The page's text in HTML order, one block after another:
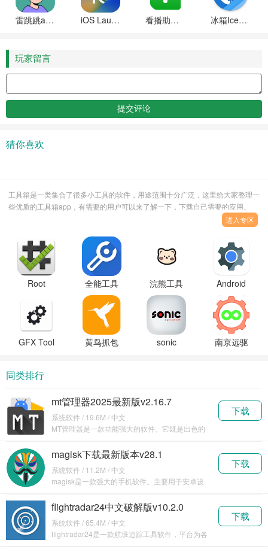
雷跳跳app下载安装 iOS Launcher官方正版下载 看播助手2025最新版下载 冰箱IceBox免费解锁高级版
玩家留言
猜你喜欢
工具箱是一类集合了很多小工具的软件，用途范围十分广泛，这里给大家整理一
些优质的工具箱app，有需要的用户可以来了解一下，下载自己需要的应用。
进入专区
Root
Basic检测
工具官方
版
全能工具
箱最新版
浣熊工具
箱
(iLauncher)2024
最新版下
Android
System
WebView
更新下载
安装
GFX Tool
载
黄鸟抓包
sonic
南京远驱
同类排行
mt管理器2025最新版v2.16.7
系统软件 / 19.6M / 中文
MT管理器是一款功能强大的软件。它既是出色的
理，支持
下载
magisk下载最新版本v28.1
系统软件 / 11.2M / 中文
magisk是一款强大的手机软件。主要用于安卓设
的深
下载
flightradar24中文破解版v10.2.0
系统软件 / 65.4M / 中文
flightradar24是一款航班追踪工具软件，平台为各
下载